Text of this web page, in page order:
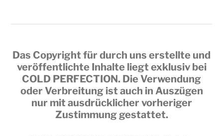
Das Copyright für durch uns erstellte und
veröffentlichte Inhalte liegt exklusiv bei
COLD PERFECTION. Die Verwendung
oder Verbreitung ist auch in Auszügen
nur mit ausdrücklicher vorheriger
Zustimmung gestattet.